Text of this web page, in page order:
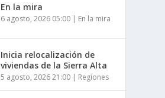
En la mira
6 agosto, 2026 05:00 | En la mira
Inicia relocalización de
viviendas de la Sierra Alta
5 agosto, 2026 21:00 | Regiones